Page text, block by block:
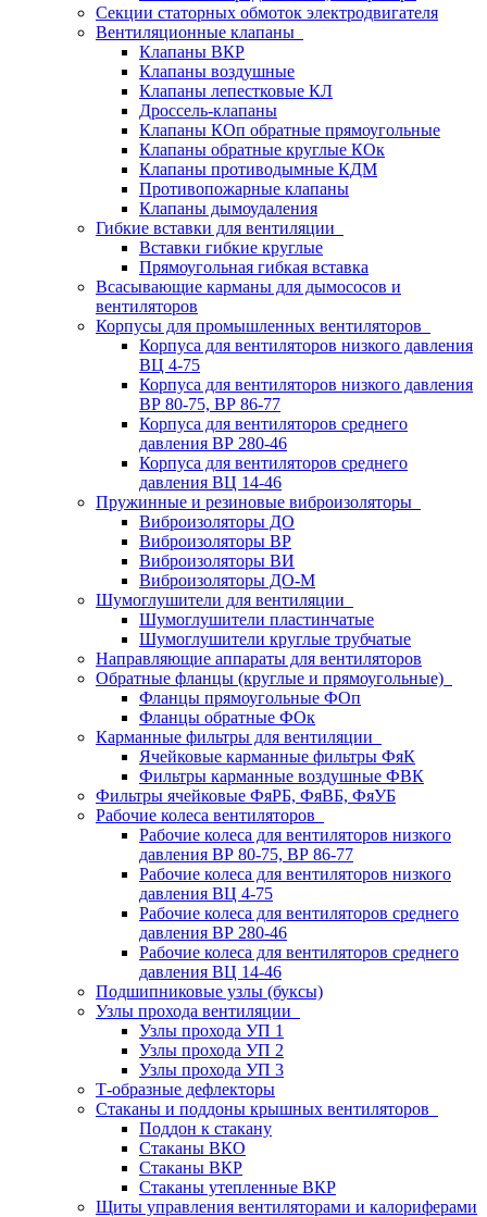
Секции статорных обмоток электродвигателя
Вентиляционные клапаны
Клапаны ВКР
Клапаны воздушные
Клапаны лепестковые КЛ
Дроссель-клапаны
Клапаны КОп обратные прямоугольные
Клапаны обратные круглые КОк
Клапаны противодымные КДМ
Противопожарные клапаны
Клапаны дымоудаления
Гибкие вставки для вентиляции
Вставки гибкие круглые
Прямоугольная гибкая вставка
Всасывающие карманы для дымососов и
вентиляторов
Корпусы для промышленных вентиляторов
Корпуса для вентиляторов низкого давления
ВЦ 4-75
Корпуса для вентиляторов низкого давления
ВР 80-75, ВР 86-77
Корпуса для вентиляторов среднего
давления ВР 280-46
Корпуса для вентиляторов среднего
давления ВЦ 14-46
Пружинные и резиновые виброизоляторы
Виброизоляторы ДО
Виброизоляторы ВР
Виброизоляторы ВИ
Виброизоляторы ДО-М
Шумоглушители для вентиляции
Шумоглушители пластинчатые
Шумоглушители круглые трубчатые
Направляющие аппараты для вентиляторов
Обратные фланцы (круглые и прямоугольные)
Фланцы прямоугольные ФОп
Фланцы обратные ФОк
Карманные фильтры для вентиляции
Ячейковые карманные фильтры ФяК
Фильтры карманные воздушные ФВК
Фильтры ячейковые ФяРБ, ФяВБ, ФяУБ
Рабочие колеса вентиляторов
Рабочие колеса для вентиляторов низкого
давления ВР 80-75, ВР 86-77
Рабочие колеса для вентиляторов низкого
давления ВЦ 4-75
Рабочие колеса для вентиляторов среднего
давления ВР 280-46
Рабочие колеса для вентиляторов среднего
давления ВЦ 14-46
Подшипниковые узлы (буксы)
Узлы прохода вентиляции
Узлы прохода УП 1
Узлы прохода УП 2
Узлы прохода УП 3
Т-образные дефлекторы
Стаканы и поддоны крышных вентиляторов
Поддон к стакану
Стаканы ВКО
Стаканы ВКР
Стаканы утепленные ВКР
Щиты управления вентиляторами и калориферами